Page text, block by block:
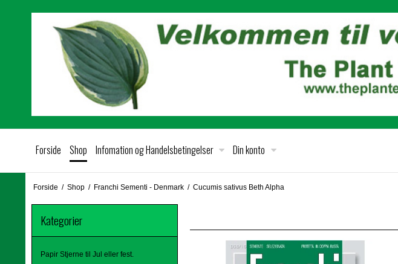
Forside Shop Infomation og Handelsbetingelser Din konto
Forside / Shop / Franchi Sementi - Denmark / Cucumis sativus Beth Alpha
Kategorier
Papir Stjerne til Jul eller fest.